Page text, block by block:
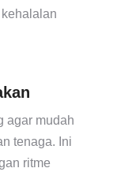
agar mudah
tenaga. Ini
ritme